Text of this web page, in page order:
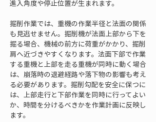
進入角度や停止位置が生まれます。
掘削作業では、重機の作業半径と法面の関係
も見逃せません。掘削機が法面上部から下を
掘る場合、機械の前方に荷重がかかり、掘削
肩へ近づきやすくなります。法面下部で作業
する重機と上部を走る重機が同時に動く場合
は、崩落時の退避経路や落下物の影響も考え
る必要があります。掘削勾配を安全に保つに
は、上部走行と下部作業を同時に行ってよい
か、時間を分けるべきかを作業計画に反映し
ます。